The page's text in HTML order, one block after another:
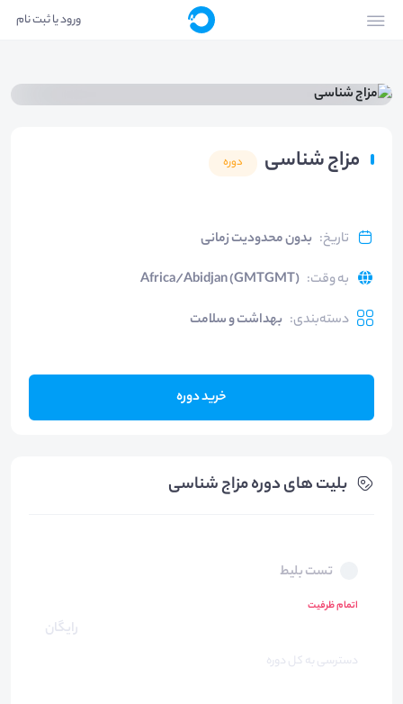
ورود یا ثبت نام
مزاج شناسی دوره
تاریخ: بدون محدودیت زمانی
به وقت:
Africa/Abidjan (GMTGMT)
دسته‌بندی: بهداشت و سلامت
خرید دوره
بلیت های دوره مزاج شناسی
تست بلیط
اتمام ظرفیت
رایگان
دسترسی به کل دوره